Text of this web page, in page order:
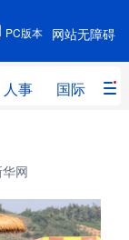
网站无障碍
PC版本
人事 国际 财
教育
网